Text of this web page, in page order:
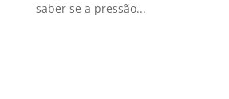
saber se a pressão...